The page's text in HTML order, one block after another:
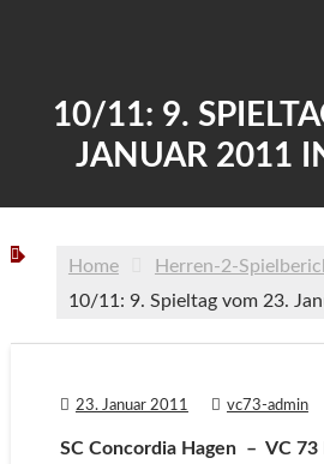
10/11: 9.
JANUAR 2011
Home
Herren-2-
10/11: 9. Spieltag vom 23.
23. Januar 2011 vc73-admin
SC Concordia Hagen – VC 73